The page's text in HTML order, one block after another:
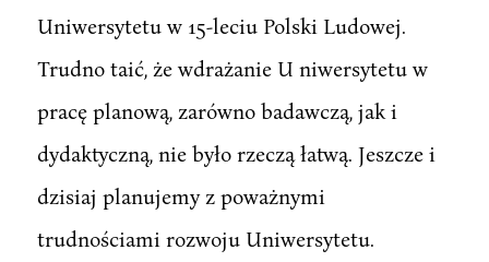
Uniwersytetu w 15-leciu Polski Ludowej.
Trudno taić, że wdrażanie U niwersytetu w
pracę planową, zarówno badawczą, jak i
dydaktyczną, nie było rzeczą łatwą. Jeszcze i
dzisiaj planujemy z poważnymi
trudnościami rozwoju Uniwersytetu.